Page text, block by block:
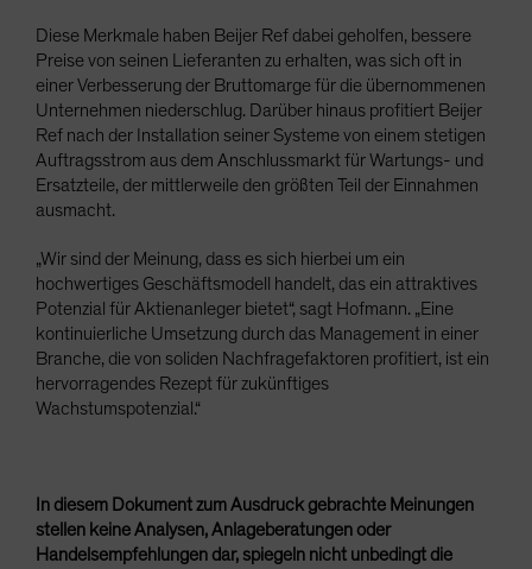
Diese Merkmale haben Beijer Ref dabei geholfen, bessere
Preise von seinen Lieferanten zu erhalten, was sich oft in
einer Verbesserung der Bruttomarge für die übernommenen
Unternehmen niederschlug. Darüber hinaus profitiert Beijer
Ref nach der Installation seiner Systeme von einem stetigen
Auftragsstrom aus dem Anschlussmarkt für Wartungs- und
Ersatzteile, der mittlerweile den größten Teil der Einnahmen
ausmacht.
„Wir sind der Meinung, dass es sich hierbei um ein
hochwertiges Geschäftsmodell handelt, das ein attraktives
Potenzial für Aktienanleger bietet“, sagt Hofmann. „Eine
kontinuierliche Umsetzung durch das Management in einer
Branche, die von soliden Nachfragefaktoren profitiert, ist ein
hervorragendes Rezept für zukünftiges
Wachstumspotenzial.“
In diesem Dokument zum Ausdruck gebrachte Meinungen
stellen keine Analysen, Anlageberatungen oder
Handelsempfehlungen dar, spiegeln nicht unbedingt die